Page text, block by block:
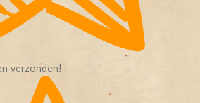
verzonden!